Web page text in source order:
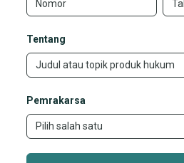
Tentang
Pemrakarsa